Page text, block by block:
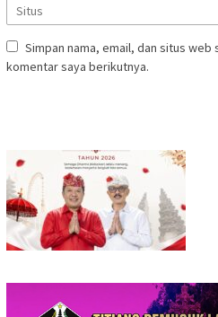
Simpan nama, email, dan situs web
komentar saya berikutnya.